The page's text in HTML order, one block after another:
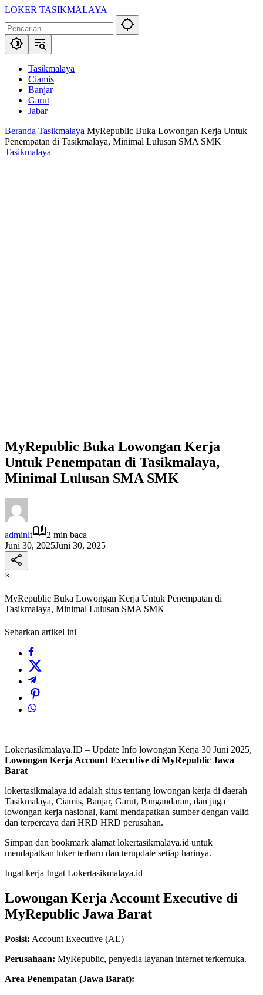
Langsung
konten
LOKER TASIKMALAYA
Lowongan
Kerja
Tasikmalaya
SekitarnaTasikmalaya
Ciamis
Banjar
Garut
Jabar
Beranda Tasikmalaya MyRepublic Buka Lowongan Kerja Untuk
Penempatan di Tasikmalaya, Minimal Lulusan SMA SMK
Tasikmalaya
MyRepublic Buka Lowongan Kerja
Untuk Penempatan di Tasikmalaya,
Minimal Lulusan SMA SMK
adminlt
2 min baca
Juni 30, 2025Juni 30, 2025
×
MyRepublic Buka Lowongan Kerja Untuk Penempatan di
Tasikmalaya, Minimal Lulusan SMA SMK
Sebarkan artikel ini
Lokertasikmalaya.ID – Update Info lowongan Kerja 30 Juni 2025,
Lowongan Kerja Account Executive di MyRepublic Jawa
Barat
lokertasikmalaya.id adalah situs tentang lowongan kerja di daerah
Tasikmalaya, Ciamis, Banjar, Garut, Pangandaran, dan juga
lowongan kerja nasional, kami mendapatkan sumber dengan valid
dan terpercaya dari HRD HRD perusahan.
Simpan dan bookmark alamat lokertasikmalaya.id untuk
mendapatkan loker terbaru dan terupdate setiap harinya.
Ingat kerja Ingat Lokertasikmalaya.id
Lowongan KerjaAccount Executive di
MyRepublic Jawa Barat
Posisi: Account Executive (AE)
Perusahaan: MyRepublic, penyedia layanan internet terkemuka.
Area Penempatan (Jawa Barat):